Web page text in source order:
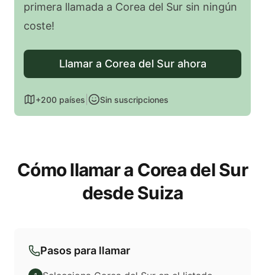
primera llamada a Corea del Sur sin ningún
coste!
Llamar a Corea del Sur ahora
+200 países Sin suscripciones
Cómo llamar a Corea del Sur
desde Suiza
Pasos para llamar